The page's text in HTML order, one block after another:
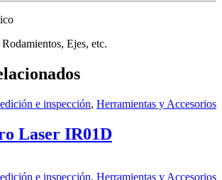
Ejes, etc.
e inspección, Herramientas y Accesorios
Laser IR01D
e inspección, Herramientas y Accesorios